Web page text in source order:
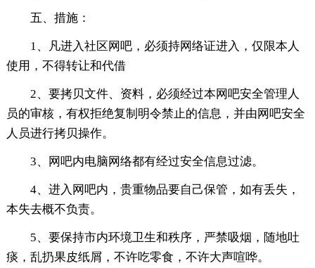
五、措施：
1、凡进入社区网吧，必须持网络证进入，仅限本人
使用，不得转让和代借
2、要拷贝文件、资料，必须经过本网吧安全管理人
员的审核，有权拒绝复制明令禁止的信息，并由网吧安全
人员进行拷贝操作。
3、网吧内电脑网络都有经过安全信息过滤。
4、进入网吧内，贵重物品要自己保管，如有丢失，
本失去概不负责。
5、要保持市内环境卫生和秩序，严禁吸烟，随地吐
痰，乱扔果皮纸屑，不许吃零食，不许大声喧哗。